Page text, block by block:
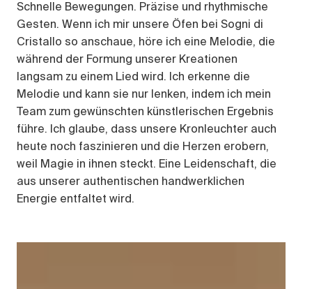
Schnelle Bewegungen. Präzise und rhythmische
Gesten. Wenn ich mir unsere Öfen bei Sogni di
Cristallo so anschaue, höre ich eine Melodie, die
während der Formung unserer Kreationen
langsam zu einem Lied wird. Ich erkenne die
Melodie und kann sie nur lenken, indem ich mein
Team zum gewünschten künstlerischen Ergebnis
führe. Ich glaube, dass unsere Kronleuchter auch
heute noch faszinieren und die Herzen erobern,
weil Magie in ihnen steckt. Eine Leidenschaft, die
aus unserer authentischen handwerklichen
Energie entfaltet wird.